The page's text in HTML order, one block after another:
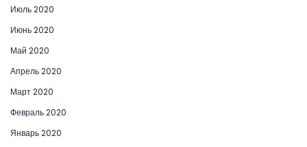
Июль 2020
Июнь 2020
Май 2020
Апрель 2020
Март 2020
Февраль 2020
Январь 2020